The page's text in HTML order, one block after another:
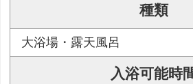
種類
大浴場・露天風呂
入浴可能時